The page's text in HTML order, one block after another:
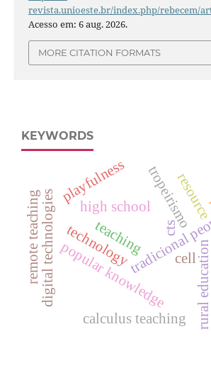
revista.unioeste.br/index.php/rebecem/
Acesso em: 6 aug. 2026.
MORE CITATION FORMATS
KEYWORDS
popular knowledge
tradicional
tropeirismo
rural education
calculus teaching
digital technologies teaching
high school
cell
technology
remote teaching
playfulness
cts